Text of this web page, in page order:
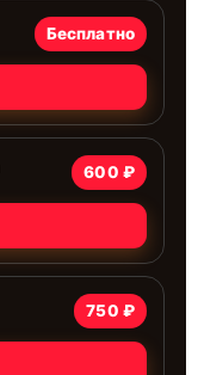
Бесплатно
600 ₽
750 ₽